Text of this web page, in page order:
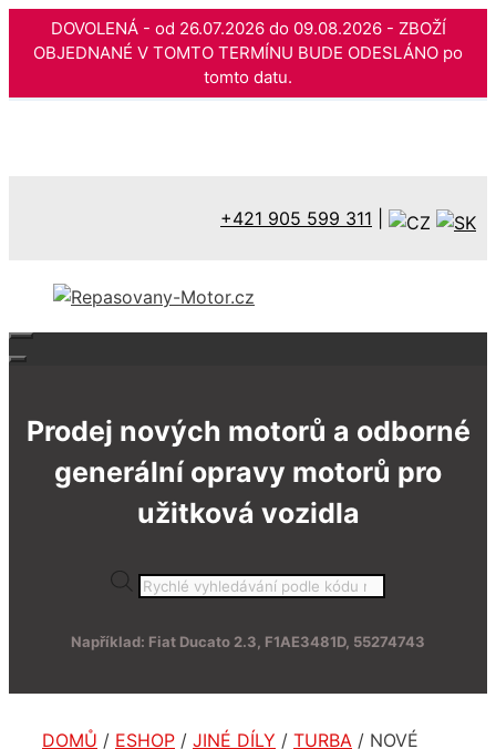
DOVOLENÁ - od 26.07.2026 do 09.08.2026 - ZBOŽÍ
OBJEDNANÉ V TOMTO TERMÍNU BUDE ODESLÁNO po
tomto datu.
+421 905 599 311
Prodej nových motorů a odborné
generální opravy motorů pro
užitková vozidla
Products
Například: Fiat Ducato 2.3, F1AE3481D, 55274743
DOMŮ / ESHOP / JINÉ DÍLY / TURBA / NOVÉ